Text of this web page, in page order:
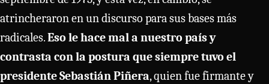
atrincheraron en un discurso para sus bases más
radicales.Eso le hace mal a nuestro país y
contrasta con la postura que siempre tuvo el
presidente Sebastián Piñera, quien fue firmante y